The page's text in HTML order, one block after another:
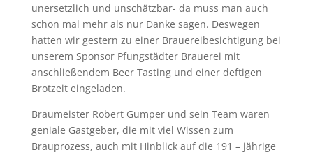
unersetzlich und unschätzbar- da muss man auch
schon mal mehr als nur Danke sagen. Deswegen
hatten wir gestern zu einer Brauereibesichtigung bei
unserem Sponsor Pfungstädter Brauerei mit
anschließendem Beer Tasting und einer deftigen
Brotzeit eingeladen.
Braumeister Robert Gumper und sein Team waren
geniale Gastgeber, die mit viel Wissen zum
Brauprozess, auch mit Hinblick auf die 191 – jährige